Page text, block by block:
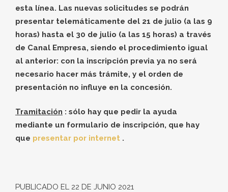
esta línea. Las nuevas solicitudes se podrán
presentar telemáticamente del 21 de julio (a las 9
horas) hasta el 30 de julio (a las 15 horas) a través
de Canal Empresa, siendo el procedimiento igual
al anterior: con la inscripción previa ya no será
necesario hacer más trámite, y el orden de
presentación no influye en la concesión.
Tramitación : sólo hay que pedir la ayuda
mediante un formulario de inscripción, que hay
que presentar por internet .
PUBLICADO EL 22 DE JUNIO 2021